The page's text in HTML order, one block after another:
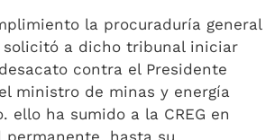
la procuraduría general
a dicho tribunal iniciar
contra el Presidente
ministro de minas y energía
ello ha sumido a la CREG en
hasta su